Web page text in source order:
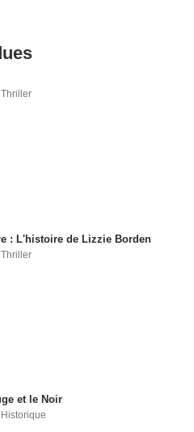
Thriller
: L'histoire de Lizzie Borden
,Thriller
et le Noir
Historique